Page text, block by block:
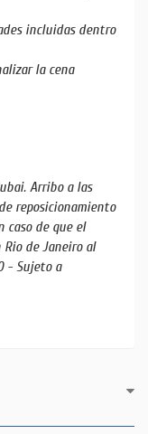
incluidas dentro
la cena
Arribo a las
reposicionamiento
caso de que el
Rio de Janeiro al
- Sujeto a